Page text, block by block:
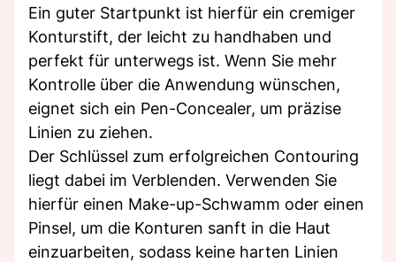
Ein guter Startpunkt ist hierfür ein cremiger
Konturstift, der leicht zu handhaben und
perfekt für unterwegs ist. Wenn Sie mehr
Kontrolle über die Anwendung wünschen,
eignet sich ein Pen-Concealer, um präzise
Linien zu ziehen.
Der Schlüssel zum erfolgreichen Contouring
liegt dabei im Verblenden. Verwenden Sie
hierfür einen Make-up-Schwamm oder einen
Pinsel, um die Konturen sanft in die Haut
einzuarbeiten, sodass keine harten Linien